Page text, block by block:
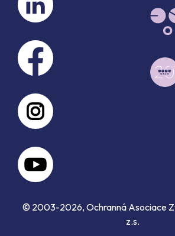
© 2003-2026, Ochranná Asociace
z.s.